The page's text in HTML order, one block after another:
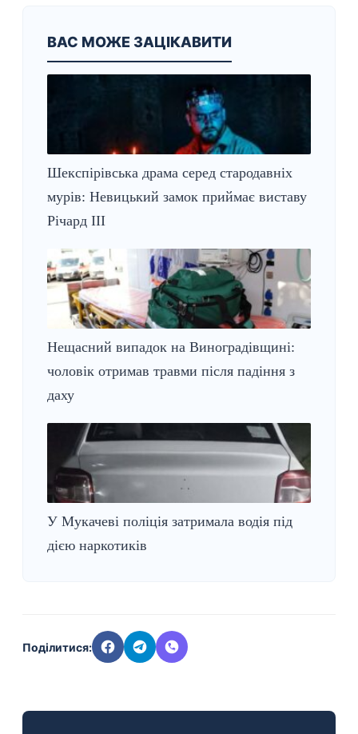
ВАС МОЖЕ ЗАЦІКАВИТИ
Шекспірівська драма серед стародавніх
мурів: Невицький замок приймає виставу
Річард ІІІ
Нещасний випадок на Виноградівщині:
чоловік отримав травми після падіння з
даху
У Мукачеві поліція затримала водія під
дією наркотиків
Поділитися: